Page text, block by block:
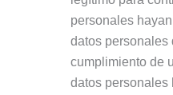
personales
datos personales
cumplimiento de
datos personales